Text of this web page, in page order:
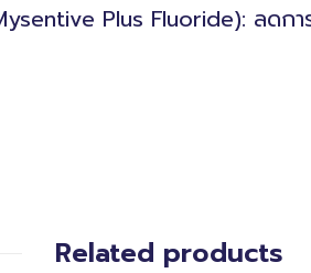
Plus Fluoride): ลดก
Related products